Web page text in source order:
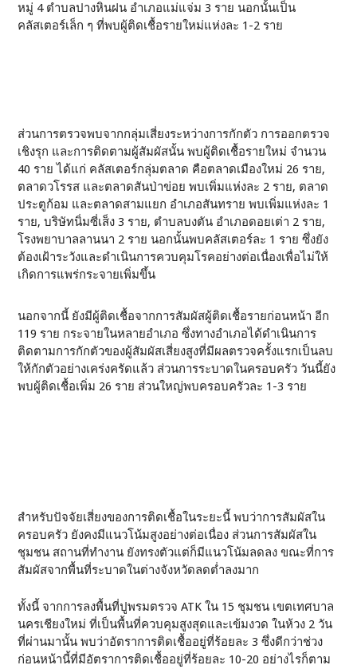
หมู่ 4 ตำบลปางหินฝน อำเภอแม่แจ่ม 3 ราย นอกนั้นเป็น
คลัสเตอร์เล็ก ๆ ที่พบผู้ติดเชื้อรายใหม่แห่งละ 1-2 ราย
ส่วนการตรวจพบจากกลุ่มเสี่ยงระหว่างการกักตัว การออกตรวจ
เชิงรุก และการติดตามผู้สัมผัสนั้น พบผู้ติดเชื้อรายใหม่ จำนวน
40 ราย ได้แก่ คลัสเตอร์กลุ่มตลาด คือตลาดเมืองใหม่ 26 ราย,
ตลาดวโรรส และตลาดสันป่าข่อย พบเพิ่มแห่งละ 2 ราย, ตลาด
ประตูก้อม และตลาดสามแยก อำเภอสันทราย พบเพิ่มแห่งละ 1
ราย, บริษัทนิ่มซี่เส็ง 3 ราย, ตำบลบงตัน อำเภอดอยเต่า 2 ราย,
โรงพยาบาลลานนา 2 ราย นอกนั้นพบคลัสเตอร์ละ 1 ราย ซึ่งยัง
ต้องเฝ้าระวังและดำเนินการควบคุมโรคอย่างต่อเนื่องเพื่อไม่ให้
เกิดการแพร่กระจายเพิ่มขึ้น
นอกจากนี้ ยังมีผู้ติดเชื้อจากการสัมผัสผู้ติดเชื้อรายก่อนหน้า อีก
119 ราย กระจายในหลายอำเภอ ซึ่งทางอำเภอได้ดำเนินการ
ติดตามการกักตัวของผู้สัมผัสเสี่ยงสูงที่มีผลตรวจครั้งแรกเป็นลบ
ให้กักตัวอย่างเคร่งครัดแล้ว ส่วนการระบาดในครอบครัว วันนี้ยัง
พบผู้ติดเชื้อเพิ่ม 26 ราย ส่วนใหญ่พบครอบครัวละ 1-3 ราย
สำหรับปัจจัยเสี่ยงของการติดเชื้อในระยะนี้ พบว่าการสัมผัสใน
ครอบครัว ยังคงมีแนวโน้มสูงอย่างต่อเนื่อง ส่วนการสัมผัสใน
ชุมชน สถานที่ทำงาน ยังทรงตัวแต่ก็มีแนวโน้มลดลง ขณะที่การ
สัมผัสจากพื้นที่ระบาดในต่างจังหวัดลดต่ำลงมาก
ทั้งนี้ จากการลงพื้นที่ปูพรมตรวจ ATK ใน 15 ชุมชน เขตเทศบาล
นครเชียงใหม่ ที่เป็นพื้นที่ควบคุมสูงสุดและเข้มงวด ในห้วง 2 วัน
ที่ผ่านมานั้น พบว่าอัตราการติดเชื้ออยู่ที่ร้อยละ 3 ซึ่งดีกว่าช่วง
ก่อนหน้านี้ที่มีอัตราการติดเชื้ออยู่ที่ร้อยละ 10-20 อย่างไรก็ตาม